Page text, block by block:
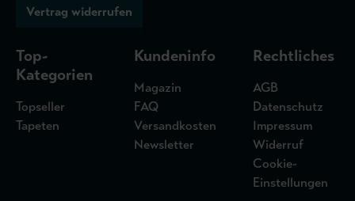
Vertrag widerrufen
Top-
Kategorien
Topseller
Tapeten
Kundeninfo
Magazin
FAQ
Versandkosten
Newsletter
Rechtliches
AGB
Datenschutz
Impressum
Widerruf
Cookie-
Einstellungen